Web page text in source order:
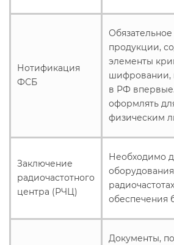
Нотификация
ФСБ
продукции,
элементы
шифровании,
в РФ
оформлять
физическим
Заключение
радиочастотного
центра (РЧЦ)
Необходимо
обеспечения
Документы,